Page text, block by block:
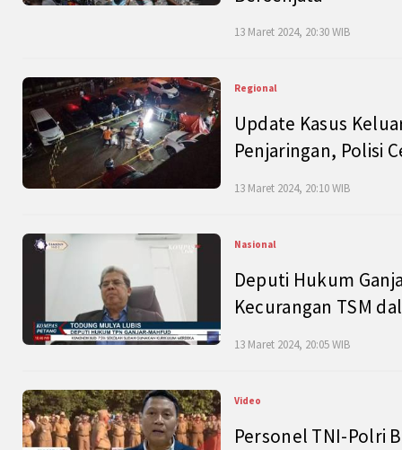
13 Maret 2024, 20:30 WIB
Regional
Update Kasus
Penjaringan, Polisi
13 Maret 2024, 20:10 WIB
Nasional
Deputi Hukum
Kecurangan TSM
13 Maret 2024, 20:05 WIB
Video
Personel TNI-Polri